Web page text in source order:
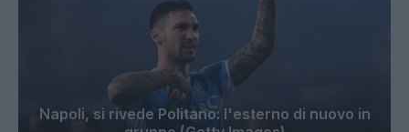
Napoli, si rivede Politano: l'esterno di nuovo in